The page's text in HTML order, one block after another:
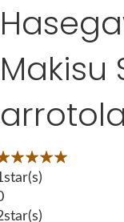
g
g
r
y
S
k
p
o
t
e
b
e
Makisu
of100
star(s)
star(s)